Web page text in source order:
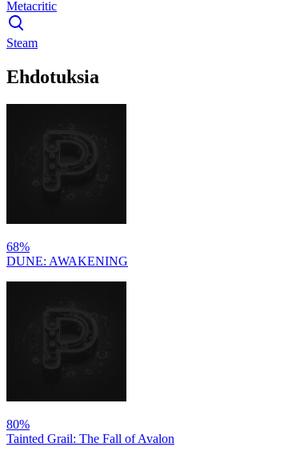
Metacritic
Steam
Ehdotuksia
68%
DUNE: AWAKENING
80%
Tainted Grail: The Fall of Avalon